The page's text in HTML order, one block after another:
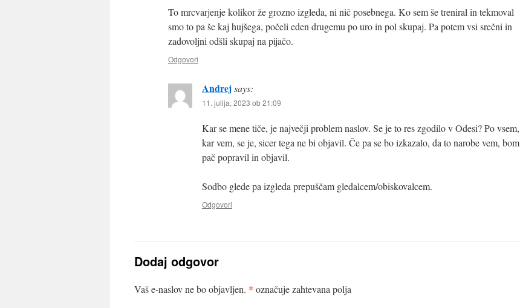
To mrcvarjenje kolikor že grozno izgleda, ni nič posebnega. Ko sem še treniral in tekmoval
smo to pa še kaj hujšega, počeli eden drugemu po uro in pol skupaj. Pa potem vsi srečni in
zadovoljni odšli skupaj na pijačo.
Odgovori
Andrejsays:
11. julija, 2023 ob 21:09
Kar se mene tiče, je največji problem naslov. Se je to res zgodilo v Odesi? Po vsem,
kar vem, se je, sicer tega ne bi objavil. Če pa se bo izkazalo, da to narobe vem, bom
pač popravil in objavil.
Sodbo glede pa izgleda prepuščam gledalcem/obiskovalcem.
Odgovori
Dodaj odgovor
Vaš e-naslov ne bo objavljen. * označuje zahtevana polja